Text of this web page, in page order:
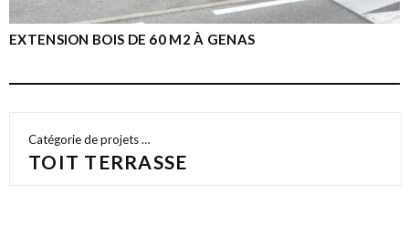
EXTENSION BOIS DE 60 M2 À GENAS
Catégorie de projets …
TOIT TERRASSE